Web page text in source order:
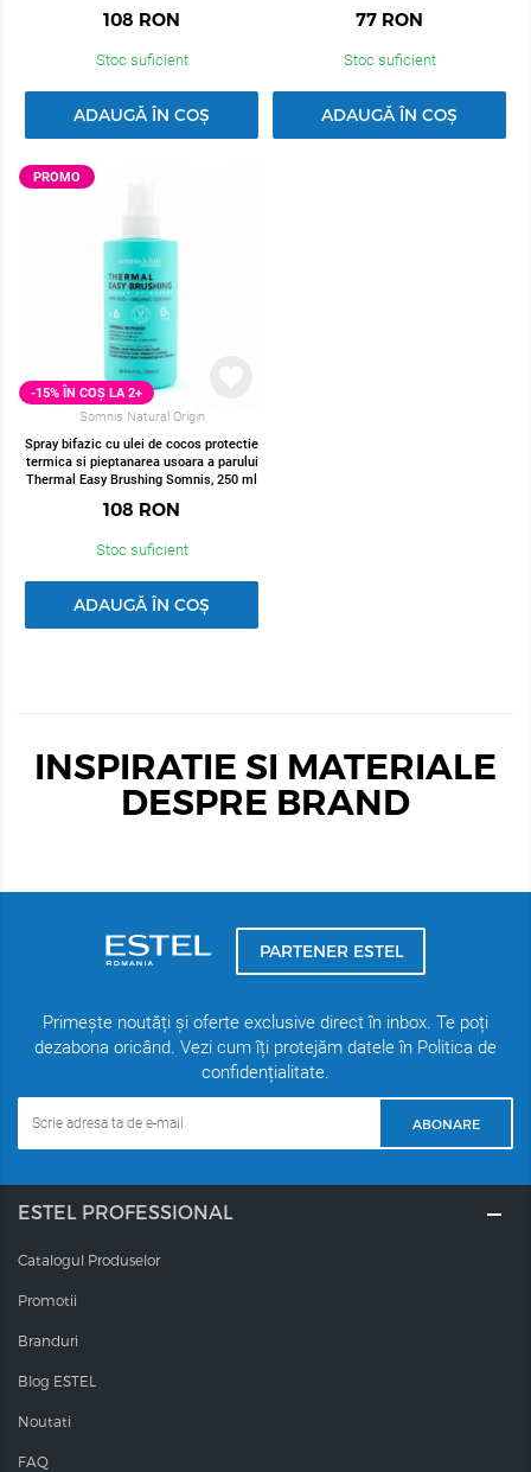
108 RON
Stoc suficient
ADAUGĂ ÎN COȘ
77 RON
Stoc suficient
ADAUGĂ ÎN COȘ
-15% ÎN COȘ LA 2+
Somnis Natural Origin
Spray bifazic cu ulei de cocos protectie
termica si pieptanarea usoara a parului
Thermal Easy Brushing Somnis, 250 ml
108 RON
PROMO
Stoc suficient
ADAUGĂ ÎN COȘ
INSPIRATIE SI MATERIALE
DESPRE BRAND
PARTENER ESTEL
Primește noutăți și oferte exclusive direct în inbox. Te poți
dezabona oricând. Vezi cum îți protejăm datele în Politica de
confidențialitate.
ABONARE
ESTEL PROFESSIONAL
Catalogul Produselor
Promotii
Branduri
Blog ESTEL
Noutati
FAQ